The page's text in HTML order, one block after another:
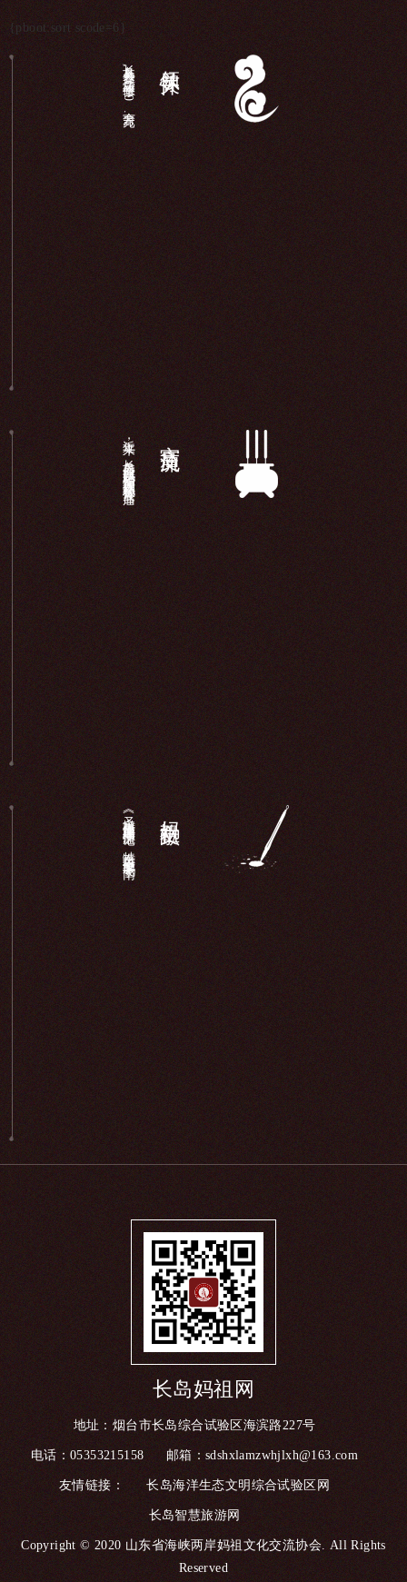
{pboot:sort scode=6}
长岛县各界,庙宇维修（340余万元）...
近年来，长岛显应宫以妈祖信仰为载体积极开展宫庙...
《圣墩祖庙重建顺济庙记》：特奏名进士廖鹏飞于南...
长岛妈祖网
地址：烟台市长岛综合试验区海滨路227号
电话：05353215158 邮箱：sdshxlamzwhjlxh@163.com
友情链接： 长岛海洋生态文明综合试验区网
长岛智慧旅游网
Copyright © 2020 山东省海峡两岸妈祖文化交流协会. All Rights
Reserved